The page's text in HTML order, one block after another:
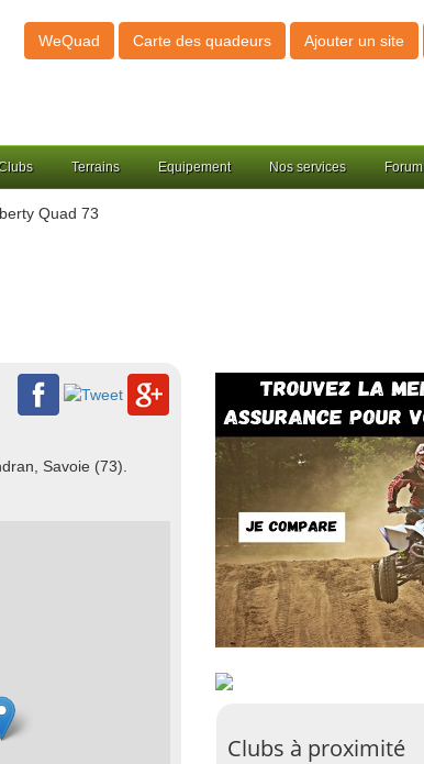
WeQuad Carte des quadeurs Ajouter un site
Terrains Equipement Nos services Forum
Quad 73
Savoie (73).
Clubs à proximité